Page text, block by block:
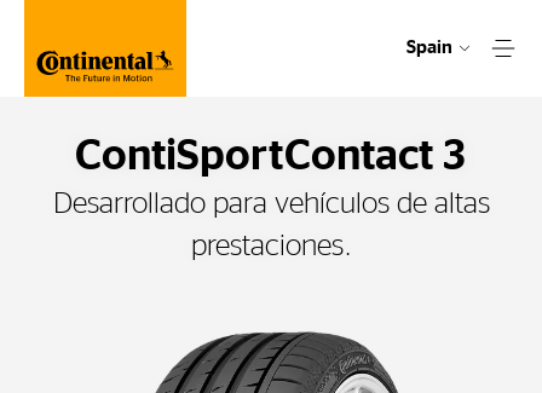
Spain
ContiSportContact 3
Desarrollado para vehículos de altas
prestaciones.